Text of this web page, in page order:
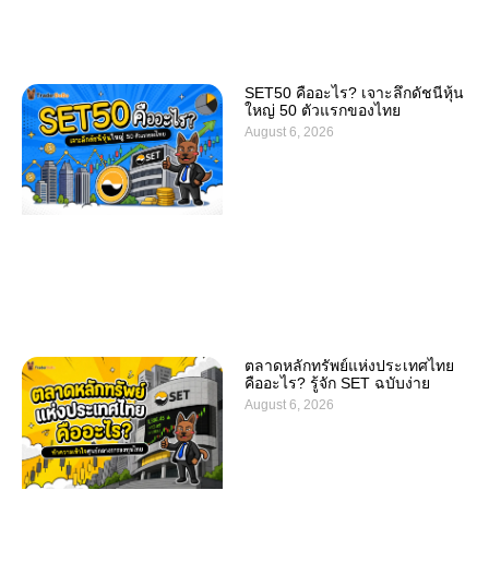
SET50 คืออะไร? เจาะลึกดัชนีหุ้น
ใหญ่ 50 ตัวแรกของไทย
August 6, 2026
ตลาดหลักทรัพย์แห่งประเทศไทย
คืออะไร? รู้จัก SET ฉบับง่าย
August 6, 2026